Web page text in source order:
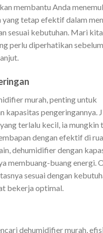
membantu Anda
tetap efektif dalam
sesuai kebutuhan. Mari
perlu diperhatikan
murah, penting untuk
kapasitas pengeringannya.
terlalu kecil, ia mungkin
dengan efektif di
dehumidifier dengan
membuang-buang energi.
sesuai dengan
bekerja optimal.
dehumidifier murah,